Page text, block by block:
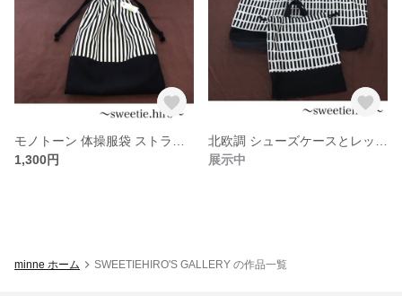
1,300円
展示中
minne ホーム SWEETIEHIRO'S GALLERY の作品一覧